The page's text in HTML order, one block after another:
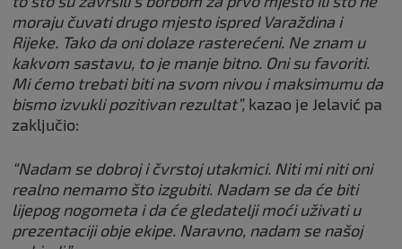
moraju čuvati drugo mjesto ispred Varaždina i
Rijeke. Tako da oni dolaze rasterećeni. Ne znam u
kakvom sastavu, to je manje bitno. Oni su favoriti.
Mi ćemo trebati biti na svom nivou i maksimumu da
bismo izvukli pozitivan rezultat”, kazao je Jelavić pa
zaključio:
“Nadam se dobroj i čvrstoj utakmici. Niti mi niti oni
realno nemamo što izgubiti. Nadam se da će biti
lijepog nogometa i da će gledatelji moći uživati u
prezentaciji obje ekipe. Naravno, nadam se našoj